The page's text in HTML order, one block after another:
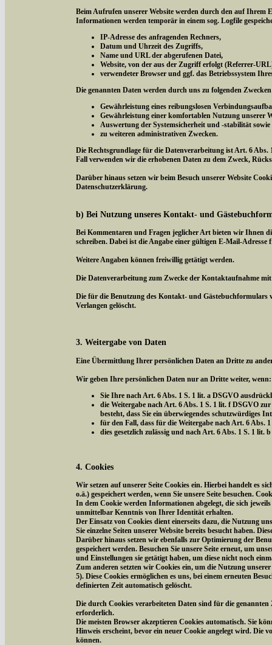
Beim Aufrufen unserer Website werden durch den auf Ihrem
Informationen werden temporär in einem sog. Logfile
IP-Adresse des anfragenden Rechners,
Datum und Uhrzeit des Zugriffs,
Name und URL der abgerufenen Datei,
Website, von der aus der Zugriff erfolgt (Referrer-
verwendeter Browser und ggf. das Betriebssystem
Die genannten Daten werden durch uns zu folgenden
Gewährleistung eines reibungslosen
Gewährleistung einer komfortablen Nutzung unserer
Auswertung der Systemsicherheit und -stabilität sowie
zu weiteren administrativen Zwecken.
Die Rechtsgrundlage für die Datenverarbeitung ist Art. 6 Abs.
Fall verwenden wir die erhobenen Daten zu dem Zweck,
Darüber hinaus setzen wir beim Besuch unserer Website
Datenschutzerklärung.
b) Bei Nutzung unseres Kontakt- und
Bei Kommentaren und Fragen jeglicher Art bieten wir Ihnen
schreiben. Dabei ist die Angabe einer gültigen E-Mail-
Weitere Angaben können freiwillig getätigt werden.
Die Datenverarbeitung zum Zwecke der Kontaktaufnahme
Die für die Benutzung des Kontakt- und Gästebuchformulars
Verlangen gelöscht.
3. Weitergabe von Daten
Eine Übermittlung Ihrer persönlichen Daten an Dritte zu
Wir geben Ihre persönlichen Daten nur an Dritte weiter, wenn:
Sie Ihre nach Art. 6 Abs. 1 S. 1 lit. a DSGVO
die Weitergabe nach Art. 6 Abs. 1 S. 1 lit. f DSGVO
besteht, dass Sie ein überwiegendes schutzwürdiges
für den Fall, dass für die Weitergabe nach Art. 6 Abs.
dies gesetzlich zulässig und nach Art. 6 Abs. 1 S. 1
4. Cookies
Wir setzen auf unserer Seite Cookies ein. Hierbei handelt es
o.ä.) gespeichert werden, wenn Sie unsere Seite besuchen.
In dem Cookie werden Informationen abgelegt, die sich
unmittelbar Kenntnis von Ihrer Identität erhalten.
Der Einsatz von Cookies dient einerseits dazu, die Nutzung
Sie einzelne Seiten unserer Website bereits besucht haben.
Darüber hinaus setzen wir ebenfalls zur Optimierung der
gespeichert werden. Besuchen Sie unsere Seite erneut, um
und Einstellungen sie getätigt haben, um diese nicht noch
Zum anderen setzten wir Cookies ein, um die Nutzung
5). Diese Cookies ermöglichen es uns, bei einem erneuten
definierten Zeit automatisch gelöscht.
Die durch Cookies verarbeiteten Daten sind für die
erforderlich.
Die meisten Browser akzeptieren Cookies automatisch. Sie
Hinweis erscheint, bevor ein neuer Cookie angelegt wird. Die
können.